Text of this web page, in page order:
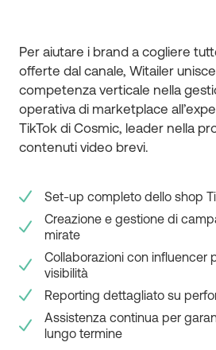
Per aiutare i brand a cogliere
offerte dal canale, Witailer
competenza verticale nella
operativa di marketplace
TikTok di Cosmic, leader nella
contenuti video brevi.
Set-up completo dello shop
Creazione e gestione di
mirate
Collaborazioni con influencer
visibilità
Reporting dettagliato su
Assistenza continua per
lungo termine